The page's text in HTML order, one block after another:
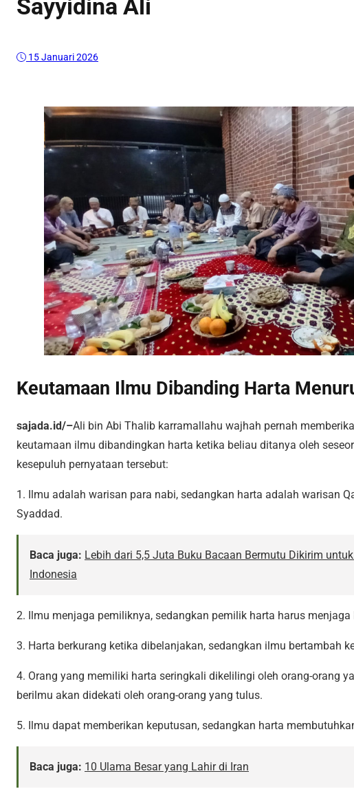
Sayyidina Ali
15 Januari 2026
Keutamaan Ilmu Dibanding Harta
sajada.id/–Ali bin Abi Thalib karramallahu wajhah pernah
keutamaan ilmu dibandingkan harta ketika beliau ditanya oleh
kesepuluh pernyataan tersebut:
1. Ilmu adalah warisan para nabi, sedangkan harta adalah warisan
Syaddad.
Baca juga: Lebih dari 5,5 Juta Buku Bacaan Bermutu Dikirim
Indonesia
2. Ilmu menjaga pemiliknya, sedangkan pemilik harta harus menjaga
3. Harta berkurang ketika dibelanjakan, sedangkan ilmu bertambah
4. Orang yang memiliki harta seringkali dikelilingi oleh orang-orang
berilmu akan didekati oleh orang-orang yang tulus.
5. Ilmu dapat memberikan keputusan, sedangkan harta
Baca juga: 10 Ulama Besar yang Lahir di Iran